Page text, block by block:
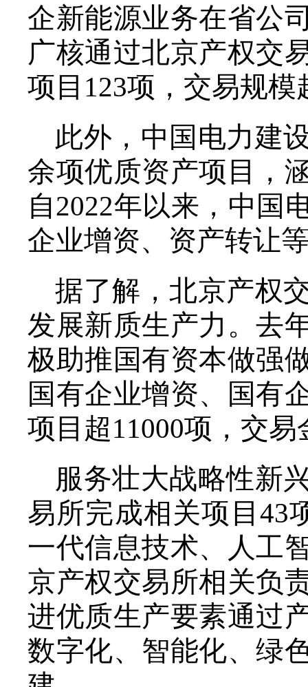
企新能源业务在省公
广核通过北京产权交
项目123项，交易规模
此外，中国电力建
余项优质资产项目，
自2022年以来，中国
企业增资、资产转让
据了解，北京产权
发展新质生产力。去
极助推国有资本做强
国有企业增资、国有
项目超11000项，交易
服务壮大战略性新
易所完成相关项目43
一代信息技术、人工
京产权交易所相关负
进优质生产要素通过
数字化、智能化、绿